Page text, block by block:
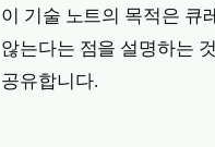
이 기술 노트의 목적은 큐
않는다는 점을 설명하는
공유합니다.